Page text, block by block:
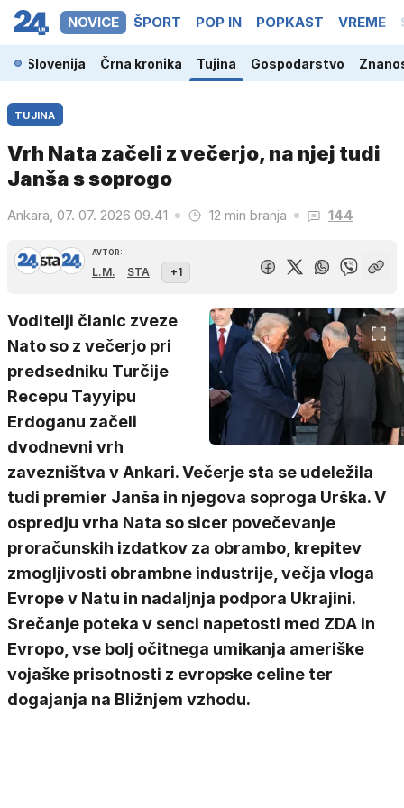
NOVICE ŠPORT POP IN POPKAST VREME
Slovenija Črna kronika Tujina Gospodarstvo
TUJINA
Vrh Nata začeli z večerjo, na njej tudi
Janša s soprogo
Ankara, 07. 07. 2026 09.41 12 min branja 144
AVTOR:
L.M. STA +1
Voditelji članic zveze
Nato so z večerjo pri
predsedniku Turčije
Recepu Tayyipu
Erdoganu začeli
dvodnevni vrh
zavezništva v Ankari. Večerje sta se udeležila
tudi premier Janša in njegova soproga Urška. V
ospredju vrha Nata so sicer povečevanje
proračunskih izdatkov za obrambo, krepitev
zmogljivosti obrambne industrije, večja vloga
Evrope v Natu in nadaljnja podpora Ukrajini.
Srečanje poteka v senci napetosti med ZDA in
Evropo, vse bolj očitnega umikanja ameriške
vojaške prisotnosti z evropske celine ter
dogajanja na Bližnjem vzhodu.